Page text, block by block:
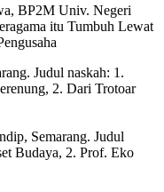
BP2M Univ. Negeri
itu Tumbuh Lewat
Judul naskah: 1.
2. Dari Trotoar
Semarang. Judul
Budaya, 2. Prof. Eko